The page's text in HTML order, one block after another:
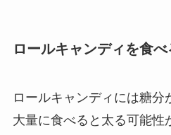
ロールキャンディを食
ロールキャンディには糖分
大量に食べると太る可能性